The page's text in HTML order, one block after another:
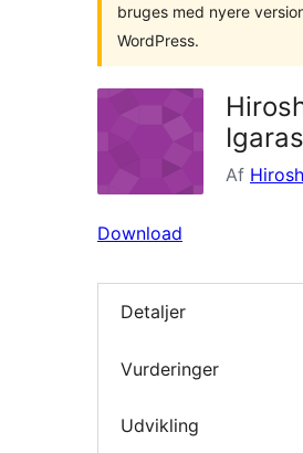
bruges med nyere
WordPress.
Af
Download
Detaljer
Vurderinger
Udvikling